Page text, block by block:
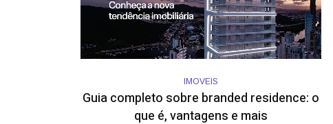
IMOVEIS
Guia completo sobre branded residence: o
que é, vantagens e mais